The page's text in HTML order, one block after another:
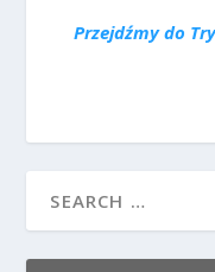
Przejdźmy do